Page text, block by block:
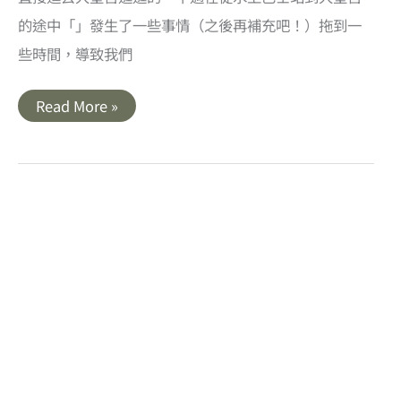
的途中「」發生了一些事情（之後再補充吧！）拖到一
些時間，導致我們
泰
國
｜
Read More »